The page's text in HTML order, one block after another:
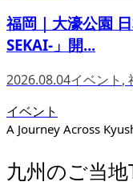
福岡｜大濠公園
SEKAI-」開...
2026.08.04イベント ,
イベント
A Journey Across
九州のご当